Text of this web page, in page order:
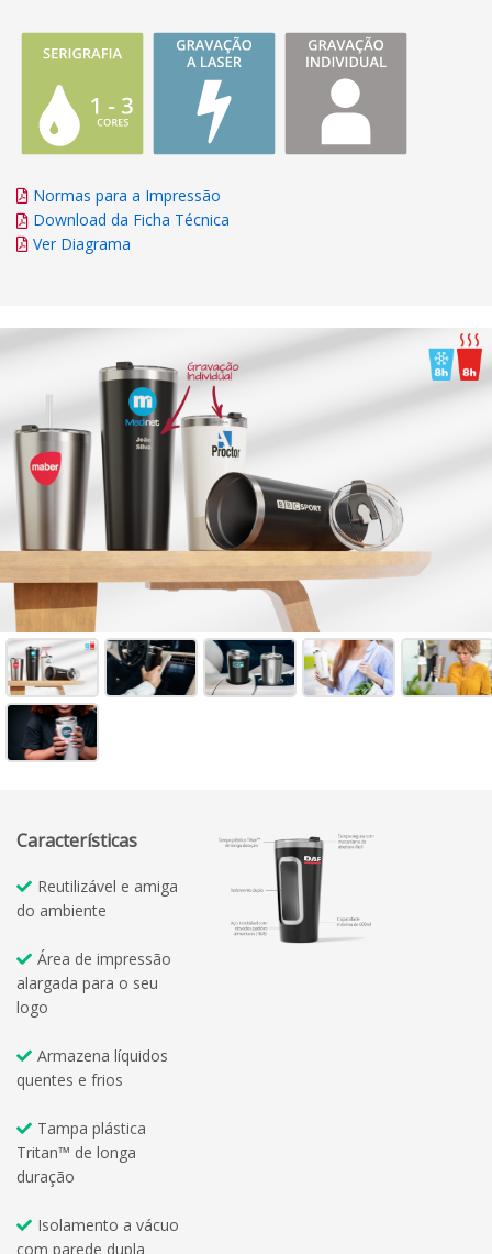
Normas para a Impressão
Download da Ficha Técnica
Ver Diagrama
Características
Reutilizável e amiga
do ambiente
Área de impressão
alargada para o seu
logo
Armazena líquidos
quentes e frios
Tampa plástica
Tritan™ de longa
duração
Isolamento a vácuo
com parede dupla